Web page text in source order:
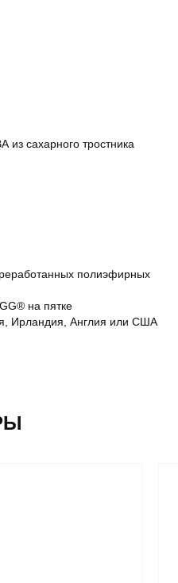
сахарного тростника
полиэфирных
на пятке
Ирландия, Англия или США